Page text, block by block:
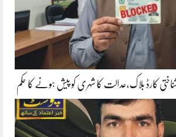
کارڈ بلاک،عدالت کا شہری کو پیش ہونے کا حکم